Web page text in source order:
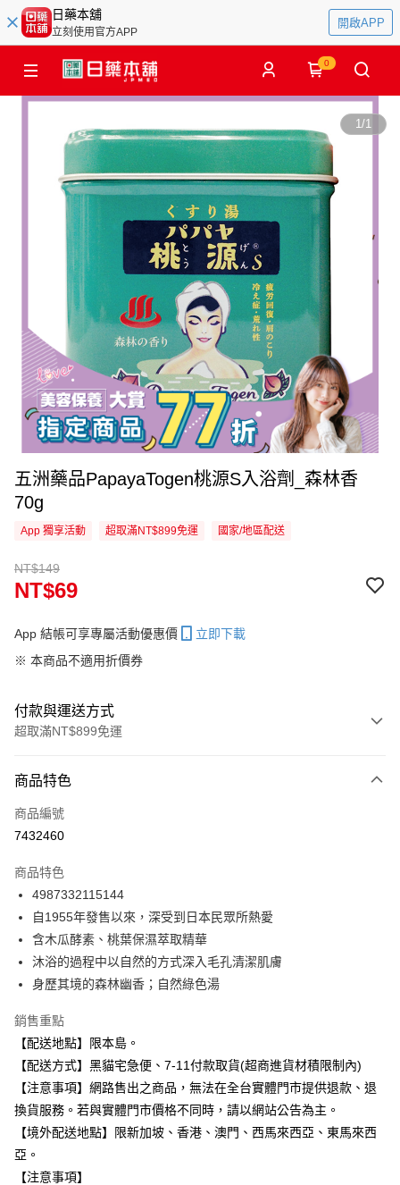
日藥本舖
立刻使用官方APP
開啟APP
0
1/1
五洲藥品PapayaTogen桃源S入浴劑_森林香
70g
App 獨享活動 超取滿NT$899免運 國家/地區配送
NT$149
NT$69
App 結帳可享專屬活動優惠價
立即下載
※ 本商品不適用折價券
付款與運送方式
超取滿NT$899免運
信用卡一次付款
信用卡分期付款
合作金庫商業銀行
華南商業銀行
上海商業儲蓄銀行
台北富邦商業銀行
國泰世華商業銀行
臺灣中小企業銀行
台中商業銀行
匯豐（台灣）商業銀行
華泰商業銀行
聯邦商業銀行
遠東國際商業銀行
元大商業銀行
台新國際商業銀行
台灣樂天信用卡公司
LINE Pay
Apple Pay
街口支付
悠遊付
Google Pay
全盈+PAY
大哥付你分期
相關說明
【大哥付你分期使用說明】
1.本服務由台灣大哥大提供，台灣大哥大用戶可立即使用無須另外申請。
ATM付款
商品特色
商品編號
7432460
商品特色
4987332115144
自1955年發售以來，深受到日本民眾所熱愛
含木瓜酵素、桃葉保濕萃取精華
沐浴的過程中以自然的方式深入毛孔清潔肌膚
身歷其境的森林幽香；自然綠色湯
銷售重點
【配送地點】限本島。
【配送方式】黑貓宅急便、7-11付款取貨(超商進貨材積限制內)
【注意事項】網路售出之商品，無法在全台實體門市提供退款、退
換貨服務。若與實體門市價格不同時，請以網站公告為主。
【境外配送地點】限新加坡、香港、澳門、西馬來西亞、東馬來西
亞。
【注意事項】